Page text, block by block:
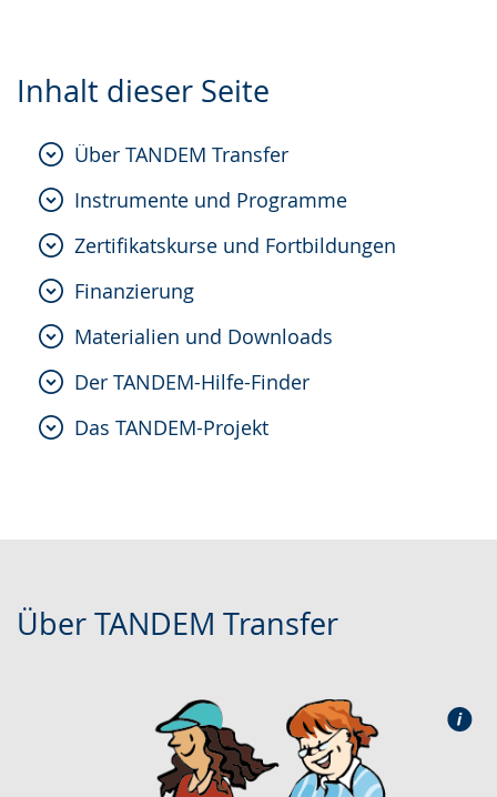
Inhalt dieser Seite
Über TANDEM Transfer
Instrumente und Programme
Zertifikatskurse und Fortbildungen
Finanzierung
Materialien und Downloads
Der TANDEM-Hilfe-Finder
Das TANDEM-Projekt
Über TANDEM Transfer